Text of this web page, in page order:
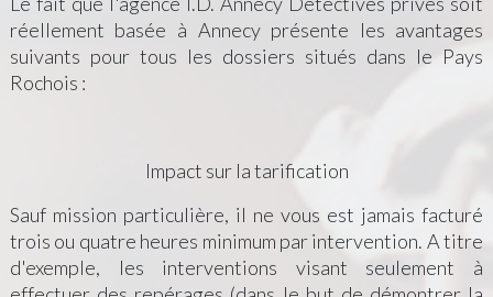
réellement basée à Annecy présente les avantages
suivants pour tous les dossiers situés dans le Pays
Rochois :
Impact sur la tarification
Sauf mission particulière, il ne vous est jamais facturé
trois ou quatre heures minimum par intervention. A titre
d'exemple, les interventions visant seulement à